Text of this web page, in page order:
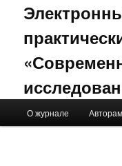
Skip to primary content
Skip to secondary
О журнале Авторам